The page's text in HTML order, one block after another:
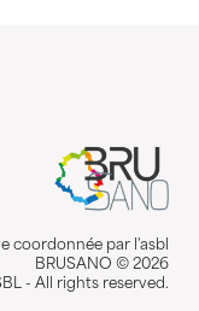
coordonnée par l'asbl
BRUSANO © 2026
- All rights reserved.